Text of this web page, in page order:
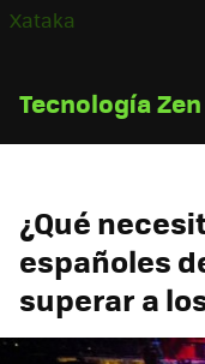
Xataka
Tecnología Zen
¿Qué
españoles
superar a